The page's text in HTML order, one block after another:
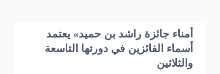
أمناء جائزة راشد بن حميد» يعتمد
أسماء الفائزين في دورتها التاسعة
والثلاثين